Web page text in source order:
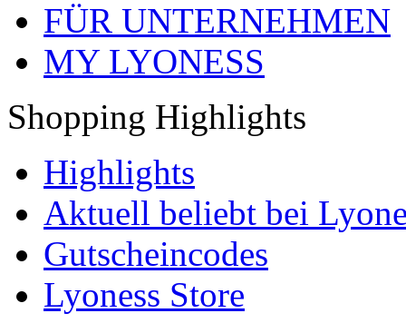
FÜR UNTERNEHMEN
MY LYONESS
Shopping Highlights
Highlights
Aktuell beliebt bei
Gutscheincodes
Lyoness Store